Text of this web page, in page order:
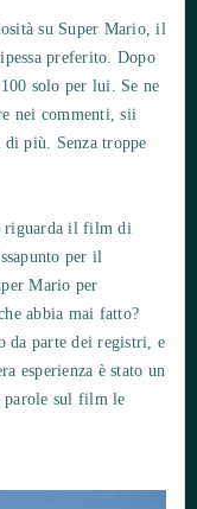
su Super Mario, il
preferito. Dopo
solo per lui. Se ne
nei commenti, sii
più. Senza troppe
riguarda il film di
per il
Mario per
abbia mai fatto?
da parte dei registri, e
esperienza è stato un
parole sul film le